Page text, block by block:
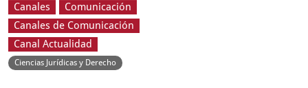
Canales
Comunicación
Canales de Comunicación
Canal Actualidad
Ciencias Jurídicas y Derecho